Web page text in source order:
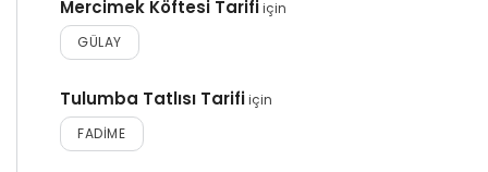
Mercimek Köftesi Tarifiiçin
GÜLAY
Tulumba Tatlısı Tarifiiçin
FADIME